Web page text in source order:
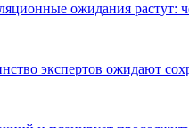
ожидания
экспертов ожидают